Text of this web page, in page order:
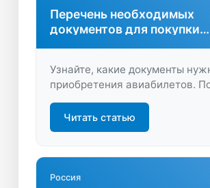
Перечень необходимых
документов для покупки
Узнайте, какие документы
приобретения авиабилетов.
информация и полезные советы
помогут подготовиться к
и избежать ошибок при
Читать статью
Россия